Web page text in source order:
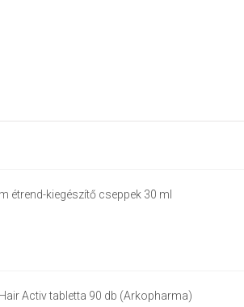
étrend-kiegészítő cseppek 30 ml
Activ tabletta 90 db (Arkopharma)